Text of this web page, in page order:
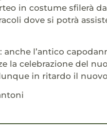
in costume sfilerà
dove si potrà
anche l’antico
la celebrazione del
in ritardo il